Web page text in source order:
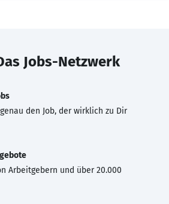
Jobs-Netzwerk
den Job, der wirklich zu Dir
Arbeitgebern und über 20.000